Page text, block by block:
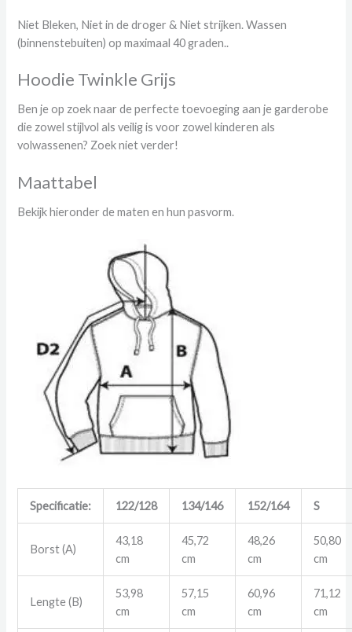
Niet Bleken, Niet in de droger & Niet strijken. Wassen
(binnenstebuiten) op maximaal 40 graden..
Hoodie Twinkle Grijs
Ben je op zoek naar de perfecte toevoeging aan je garderobe
die zowel stijlvol als veilig is voor zowel kinderen als
volwassenen? Zoek niet verder!
Maattabel
Bekijk hieronder de maten en hun pasvorm.
Specificatie: 122/128 134/146 152/164 S
Borst (A)
43,18
cm
45,72
cm
48,26
cm
50,80
cm
Lengte (B)
53,98
cm
57,15
cm
60,96
cm
71,12
cm